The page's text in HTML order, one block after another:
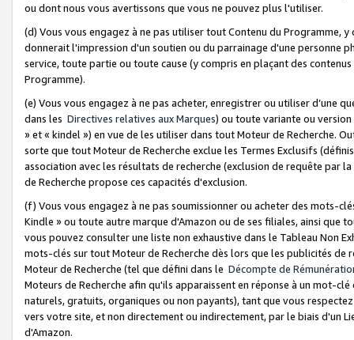
ou dont nous vous avertissons que vous ne pouvez plus l'utiliser.
(d) Vous vous engagez à ne pas utiliser tout Contenu du Programme,
donnerait l'impression d'un soutien ou du parrainage d'une personne
service, toute partie ou toute cause (y compris en plaçant des
Programme).
(e) Vous vous engagez à ne pas acheter, enregistrer ou utiliser d’une
dans les Directives relatives aux Marques) ou toute variante ou
» et « kindel ») en vue de les utiliser dans tout Moteur de Recherche.
sorte que tout Moteur de Recherche exclue les Termes Exclusifs
association avec les résultats de recherche (exclusion de requête
de Recherche propose ces capacités d'exclusion.
(f) Vous vous engagez à ne pas soumissionner ou acheter des mots-
Kindle » ou toute autre marque d'Amazon ou de ses filiales, ainsi que
vous pouvez consulter une liste non exhaustive dans le Tableau Non
mots-clés sur tout Moteur de Recherche dès lors que les publicités de
Moteur de Recherche (tel que défini dans le Décompte de
Moteurs de Recherche afin qu'ils apparaissent en réponse à un mot-
naturels, gratuits, organiques ou non payants), tant que vous
vers votre site, et non directement ou indirectement, par le biais d'un
d'Amazon.